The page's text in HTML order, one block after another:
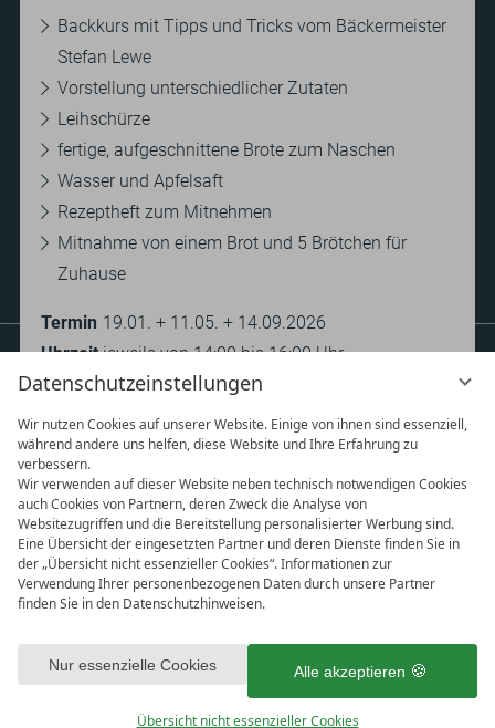
Datenschutzeinstellungen
Wir nutzen Cookies auf unserer Website. Einige von ihnen sind essenziell,
während andere uns helfen, diese Website und Ihre Erfahrung zu
verbessern.
Wir verwenden auf dieser Website neben technisch notwendigen Cookies
auch Cookies von Partnern, deren Zweck die Analyse von
Websitezugriffen und die Bereitstellung personalisierter Werbung sind.
Eine Übersicht der eingesetzten Partner und deren Dienste finden Sie in
der „Übersicht nicht essenzieller Cookies“. Informationen zur
Verwendung Ihrer personenbezogenen Daten durch unsere Partner
finden Sie in den Datenschutzhinweisen.
Mit Klick auf „Alle akzeptieren“ stimmen Sie dem Setzen aller
ausgewählten Cookies in Ihrem Endgerät sowie das anschließende
Auslesen und der nachgelagerten Verarbeitung personenbezogener
Daten (z.B. Ihrer IP-Adresse) durch uns und unseren Partnern zu. Falls
Sie damit nicht einverstanden sind, klicken Sie bitte auf „Nur essenzielle
Alle akzeptieren
Nur essenzielle Cookies
Übersicht nicht essenzieller Cookies
Backkurs mit Tipps und Tricks vom Bäckermeister
Stefan Lewe
Vorstellung unterschiedlicher Zutaten
Leihschürze
fertige, aufgeschnittene Brote zum Naschen
Wasser und Apfelsaft
Rezeptheft zum Mitnehmen
Mitnahme von einem Brot und 5 Brötchen für
Zuhause
Termin 19.01. + 11.05. + 14.09.2026
Uhrzeitjeweils von 14:00 bis 16:00 Uhr
Ort
in unserer hauseigenen Bio-Backstube im
Voshövel
Preis
79,- pro Person
D-46514 Schermbeck
DE EN
Anfragen Buchen Bewertungen
Prospekte
Newsletter
Suchbegriff
eingeben
DATENSCHUTZEINSTELLUNGEN